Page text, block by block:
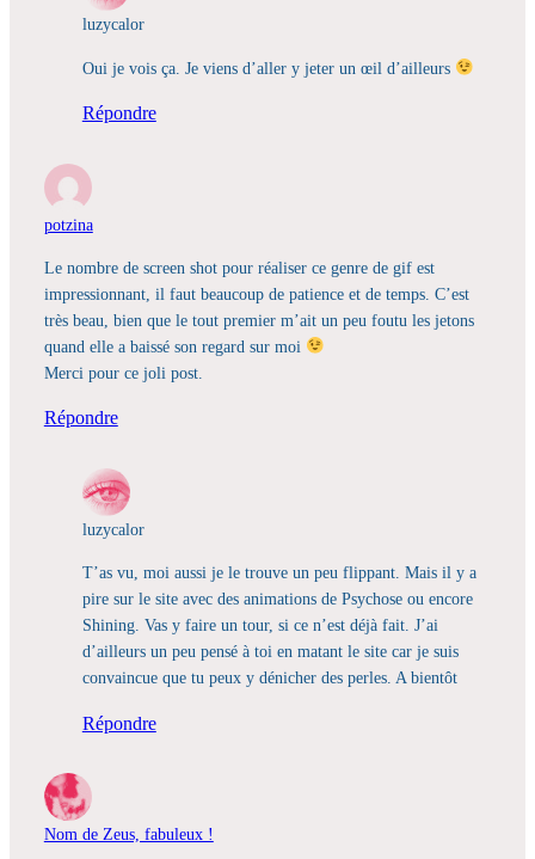
luzycalor
Oui je vois ça. Je viens d’aller y jeter un œil d’ailleurs
Répondre
potzina
Le nombre de screen shot pour réaliser ce genre de gif est
impressionnant, il faut beaucoup de patience et de temps. C’est
très beau, bien que le tout premier m’ait un peu foutu les jetons
quand elle a baissé son regard sur moi
Merci pour ce joli post.
Répondre
luzycalor
T’as vu, moi aussi je le trouve un peu flippant. Mais il y a
pire sur le site avec des animations de Psychose ou encore
Shining. Vas y faire un tour, si ce n’est déjà fait. J’ai
d’ailleurs un peu pensé à toi en matant le site car je suis
convaincue que tu peux y dénicher des perles. A bientôt
Répondre
Nom de Zeus, fabuleux !